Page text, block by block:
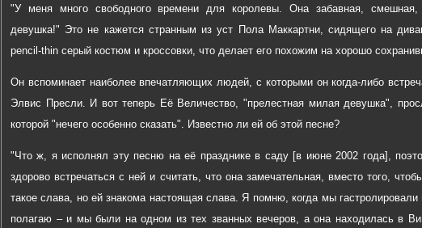
"У меня много свободного времени для королевы. Она забавная, смешная,
девушка!" Это не кажется странным из уст Пола Маккартни, сидящего на
pencil-thin серый костюм и кроссовки, что делает его похожим на хорошо
Он вспоминает наиболее впечатляющих людей, с которыми он когда-либо
Элвис Пресли. И вот теперь Её Величество, "прелестная милая девушка",
которой "нечего особенно сказать". Известно ли ей об этой песне?
"Что ж, я исполнял эту песню на её празднике в саду [в июне 2002 года],
здорово встречаться с ней и считать, что она замечательная, вместо того,
такое слава, но ей знакома настоящая слава. Я помню, когда мы
полагаю – и мы были на одном из тех званных вечеров, а она находилась в